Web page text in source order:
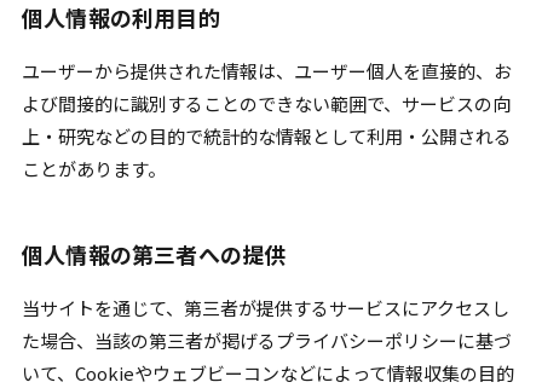
個人情報の利用目的
ユーザーから提供された情報は、ユーザー個人を直接的、お
よび間接的に識別することのできない範囲で、サービスの向
上・研究などの目的で統計的な情報として利用・公開される
ことがあります。
個人情報の第三者への提供
当サイトを通じて、第三者が提供するサービスにアクセスし
た場合、当該の第三者が掲げるプライバシーポリシーに基づ
いて、Cookieやウェブビーコンなどによって情報収集の目的